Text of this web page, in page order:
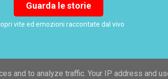
Guarda le storie
vite ed emozioni raccontate dal vivo
and to analyze traffic. Your IP address and